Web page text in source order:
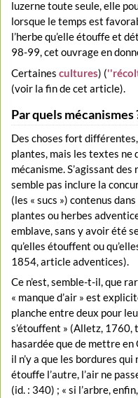
luzerne toute seule, elle
lorsque le temps est
l’herbe qu’elle étouffe et
98-99, cet ouvrage en
Certainescultures) (
(voir la fin de cet article).
Par quels mécanismes
Des choses fort
plantes, mais les textes ne
mécanisme. S’agissant
semble pas inclure la
(les « sucs ») contenus
plantes ou herbes
emblave, sans y avoir été
qu’elles étouffent ou
1854, article adventices).
Ce n’est, semble-t-il, que
« manque d’air » est
planche entre deux pour
s’étouffent » (Alletz, 1760,
hasardée que de mettre
il n’y a que les bordures
étouffe l’autre, l’air ne
(id. : 340) ; « si l’arbre,